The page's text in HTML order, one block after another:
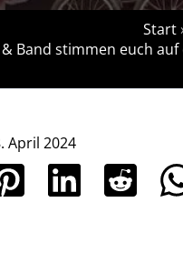
Start
Band stimmen euch auf
April 2024